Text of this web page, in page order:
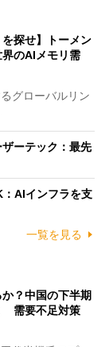
を探せ】トーメン
のAIメモリ需
グローバルリン
ザーテック：最先
：AIインフラを支
一覧を見る
？中国の下半期
需要不足対策